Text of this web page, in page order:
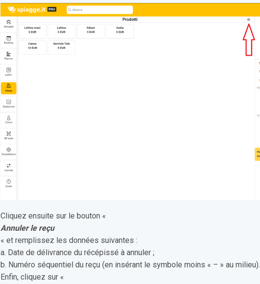
Cliquez ensuite sur le bouton «
Annuler le reçu
« et remplissez les données suivantes :
a. Date de délivrance du récépissé à annuler ;
b. Numéro séquentiel du reçu (en insérant le symbole moins « – » au milieu).
Enfin, cliquez sur «